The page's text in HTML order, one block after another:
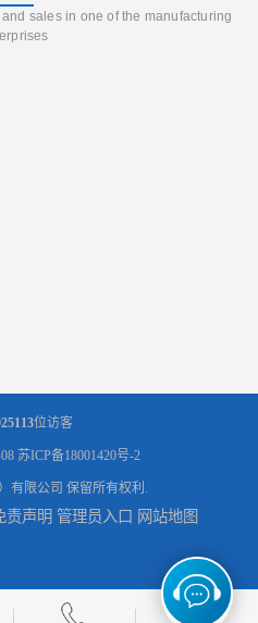
sales in one of the manufacturing
位访客
苏ICP备18001420号-2
有限公司 保留所有权利.
责声明 管理员入口 网站地图